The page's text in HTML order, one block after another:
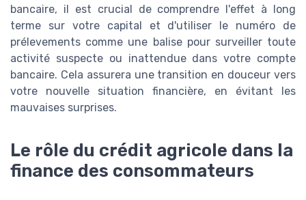
bancaire, il est crucial de comprendre l'effet à long
terme sur votre capital et d'utiliser le numéro de
prélevements comme une balise pour surveiller toute
activité suspecte ou inattendue dans votre compte
bancaire. Cela assurera une transition en douceur vers
votre nouvelle situation financière, en évitant les
mauvaises surprises.
Le rôle du crédit agricole dans la
finance des consommateurs